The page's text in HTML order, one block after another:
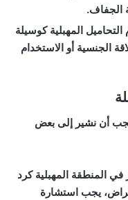
الجفاف.
المهبلية كوسيلة
الجنسية أو الاستخدام
يجب أن نشير إلى بعض
المنطقة المهبلية كرد
يجب استشارة